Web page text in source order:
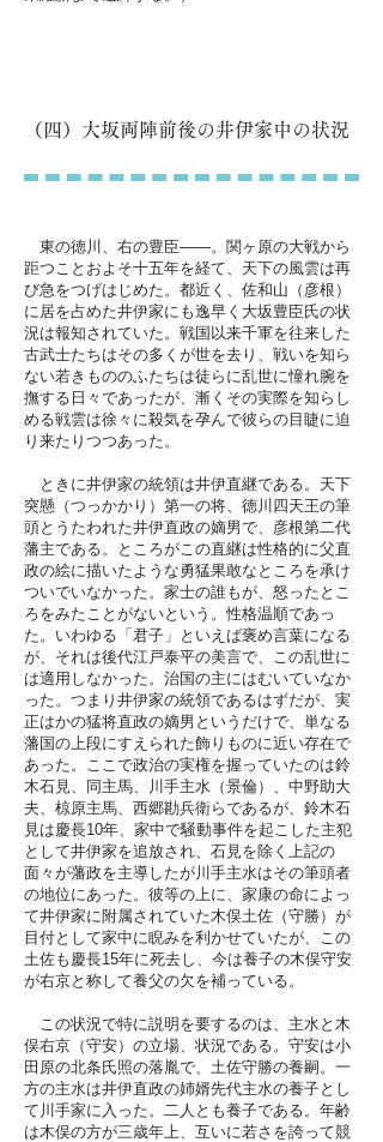
（四）大坂両陣前後の井伊家中の状況
東の徳川、右の豊臣——。関ヶ原の大戦から
距つことおよそ十五年を経て、天下の風雲は再
び急をつげはじめた。都近く、佐和山（彦根）
に居を占めた井伊家にも逸早く大坂豊臣氏の状
況は報知されていた。戦国以来千軍を往来した
古武士たちはその多くが世を去り、戦いを知ら
ない若きもののふたちは徒らに乱世に憧れ腕を
撫する日々であったが、漸くその実際を知らし
める戦雲は徐々に殺気を孕んで彼らの目睫に迫
り来たりつつあった。
ときに井伊家の統領は井伊直継である。天下
突懸（つっかかり）第一の将、徳川四天王の筆
頭とうたわれた井伊直政の嫡男で、彦根第二代
藩主である。ところがこの直継は性格的に父直
政の絵に描いたような勇猛果敢なところを承け
ついでいなかった。家士の誰もが、怒ったとこ
ろをみたことがないという。性格温順であっ
た。いわゆる「君子」といえば褒め言葉になる
が、それは後代江戸泰平の美言で、この乱世に
は適用しなかった。治国の主にはむいていなか
った。つまり井伊家の統領であるはずだが、実
正はかの猛将直政の嫡男というだけで、単なる
藩国の上段にすえられた飾りものに近い存在で
あった。ここで政治の実権を握っていたのは鈴
木石見、同主馬、川手主水（景倫）、中野助大
夫、椋原主馬、西郷勘兵衛らであるが、鈴木石
見は慶長10年、家中で騒動事件を起こした主犯
として井伊家を追放され、石見を除く上記の
面々が藩政を主導したが川手主水はその筆頭者
の地位にあった。彼等の上に、家康の命によっ
て井伊家に附属されていた木俣土佐（守勝）が
目付として家中に睨みを利かせていたが、この
土佐も慶長15年に死去し、今は養子の木俣守安
が右京と称して養父の欠を補っている。
この状況で特に説明を要するのは、主水と木
俣右京（守安）の立場、状況である。守安は小
田原の北条氏照の落胤で、土佐守勝の養嗣。一
方の主水は井伊直政の姉婿先代主水の養子とし
て川手家に入った。二人とも養子である。年齢
は木俣の方が三歳年上、互いに若さを誇って競